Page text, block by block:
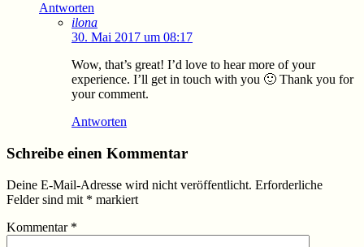
Antworten
ilona
30. Mai 2017 um 08:17
Wow, that’s great! I’d love to hear more of your
experience. I’ll get in touch with you 🙂 Thank you for
your comment.
Antworten
Schreibe einen Kommentar
Deine E-Mail-Adresse wird nicht veröffentlicht. Erforderliche
Felder sind mit * markiert
Kommentar *